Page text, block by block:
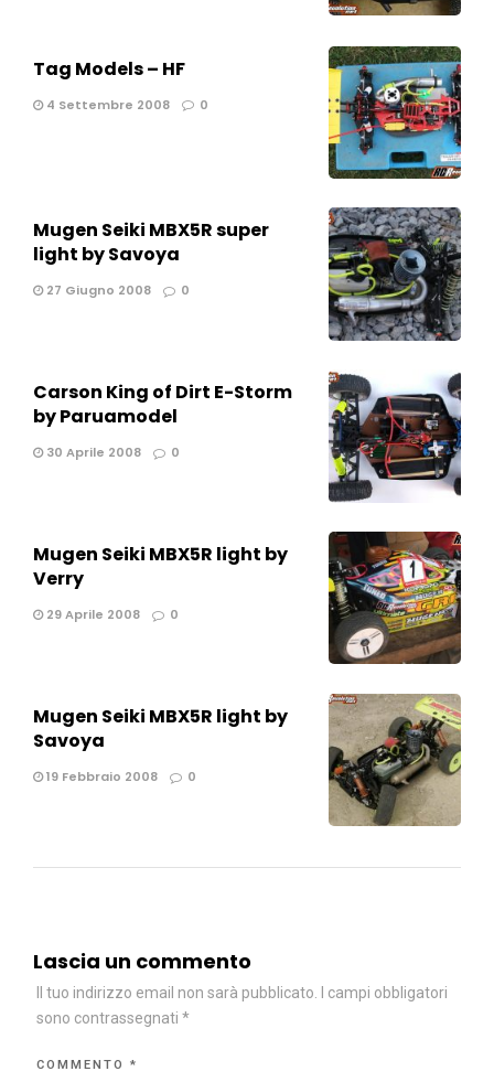
Tag Models – HF
4 Settembre 2008 0
Mugen Seiki MBX5R super
light by Savoya
27 Giugno 2008 0
Carson King of Dirt E-Storm
by Paruamodel
30 Aprile 2008 0
Mugen Seiki MBX5R light by
Verry
29 Aprile 2008 0
Mugen Seiki MBX5R light by
Savoya
19 Febbraio 2008 0
Lascia un commento
Il tuo indirizzo email non sarà pubblicato.
I campi obbligatori
sono contrassegnati *
COMMENTO *